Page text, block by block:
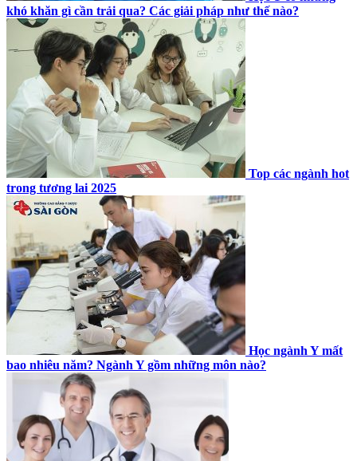
khó khăn gì cần trải qua? Các giải pháp như thế nào?
Top các ngành hot
trong tương lai 2025
Học ngành Y mất
bao nhiêu năm? Ngành Y gồm những môn nào?